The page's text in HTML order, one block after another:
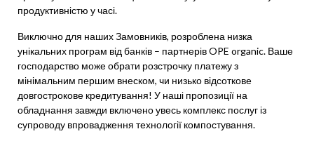
продуктивністю у часі.
Виключно для наших Замовників, розроблена низка
унікальних програм від банків – партнерів OPE organic. Ваше
господарство може обрати розстрочку платежу з
мінімальним першим внеском, чи низько відсоткове
довгострокове кредитування! У наші пропозиції на
обладнання завжди включено увесь комплекс послуг із
супроводу впровадження технології компостування.